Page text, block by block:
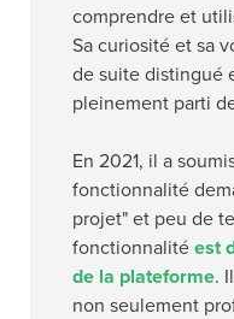
comprendre et
Sa curiosité et sa
de suite distingué
pleinement parti
En 2021, il a
fonctionnalité
projet" et peu de
fonctionnalité est
de la plateforme.
non seulement